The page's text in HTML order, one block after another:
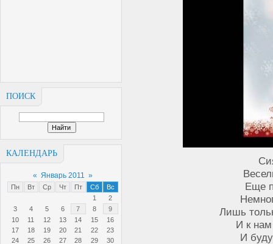
ПОИСК
КАЛЕНДАРЬ
« Январь 2011 »
Пн Вт Ср Чт Пт Сб
Вс
1
2
3
4 5 6 7 8
9
10
11 12 13 14 15
16
17
18 19 20 21 22
23
24
25 26 27 28 29
30
Еще
Лишь
И к
И